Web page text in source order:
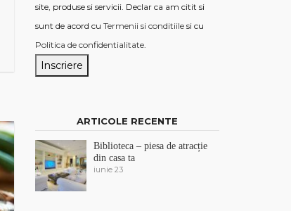
site, produse si servicii. Declar ca am citit si
sunt de acord cu Termenii si conditiilesi cu
Politica de confidentialitate.
ARTICOLE RECENTE
Biblioteca – piesa de atracție
din casa ta
iunie 23